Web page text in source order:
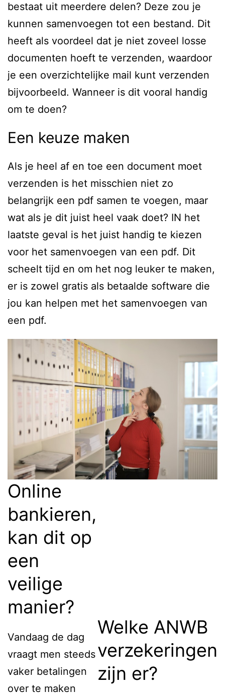
bestaat uit meerdere delen? Deze zou je
kunnen samenvoegen tot een bestand. Dit
heeft als voordeel dat je niet zoveel losse
documenten hoeft te verzenden, waardoor
je een overzichtelijke mail kunt verzenden
bijvoorbeeld. Wanneer is dit vooral handig
om te doen?
Een keuze maken
Als je heel af en toe een document moet
verzenden is het misschien niet zo
belangrijk een pdf samen te voegen, maar
wat als je dit juist heel vaak doet? IN het
laatste geval is het juist handig te kiezen
voor het samenvoegen van een pdf. Dit
scheelt tijd en om het nog leuker te maken,
er is zowel gratis als betaalde software die
jou kan helpen met het samenvoegen van
een pdf.
Online
bankieren,
kan dit op
een
veilige
manier?
Vandaag de dag
vraagt men steeds
vaker betalingen
over te maken
Welke ANWB
verzekeringen
zijn er?